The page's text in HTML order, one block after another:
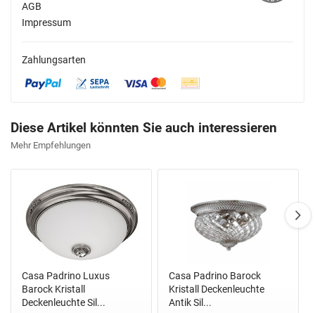
AGB
Impressum
Zahlungsarten
Diese Artikel könnten Sie auch interessieren
Mehr Empfehlungen
Casa Padrino Luxus
Barock Kristall
Deckenleuchte Sil...
Casa Padrino Barock
Kristall Deckenleuchte
Antik Sil...